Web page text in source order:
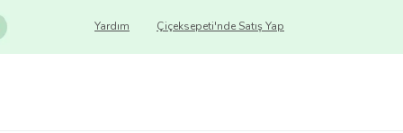
Çiçeksepeti'nde Satış Yap
Yardım